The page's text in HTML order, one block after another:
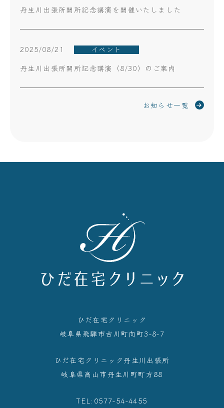
丹生川出張所開所記念講演を開催いたしました
2025/08/21
イベント
丹生川出張所開所記念講演（8/30）のご案内
お知らせ一覧
ひだ在宅クリニック
岐阜県⾶騨市古川町向町3-8-7
ひだ在宅クリニック丹生川出張所
岐阜県高山市丹生川町町方88
TEL:0577-54-4455